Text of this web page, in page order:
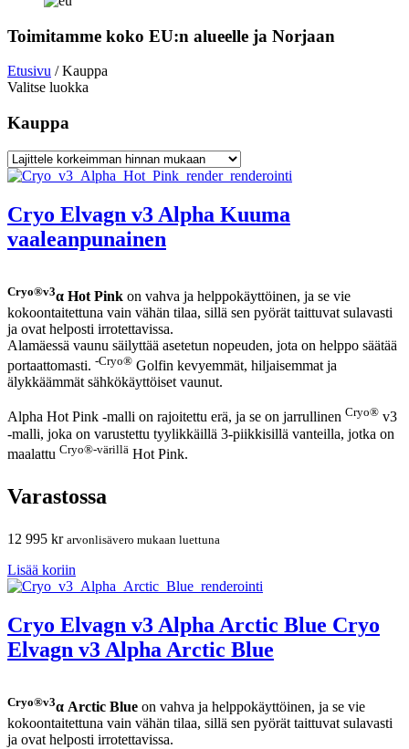
Toimitamme koko EU:n alueelle ja Norjaan
Etusivu / Kauppa
Valitse luokka
Kauppa
Cryo Elvagn v3 Alpha Kuuma
vaaleanpunainen
Cryo®v3α Hot Pink on vahva ja helppokäyttöinen, ja se vie
kokoontaitettuna vain vähän tilaa, sillä sen pyörät taittuvat sulavasti
ja ovat helposti irrotettavissa.
Alamäessä vaunu säilyttää asetetun nopeuden, jota on helppo säätää
portaattomasti. -Cryo® Golfin kevyemmät, hiljaisemmat ja
älykkäämmät sähkökäyttöiset vaunut.
Alpha Hot Pink -malli on rajoitettu erä, ja se on jarrullinen Cryo® v3
-malli, joka on varustettu tyylikkäillä 3-piikkisillä vanteilla, jotka on
maalattu Cryo®-värillä Hot Pink.
Varastossa
12 995 kr arvonlisävero mukaan luettuna
Lisää koriin
Cryo Elvagn v3 Alpha Arctic Blue Cryo
Elvagn v3 Alpha Arctic Blue
Cryo®v3α Arctic Blue on vahva ja helppokäyttöinen, ja se vie
kokoontaitettuna vain vähän tilaa, sillä sen pyörät taittuvat sulavasti
ja ovat helposti irrotettavissa.